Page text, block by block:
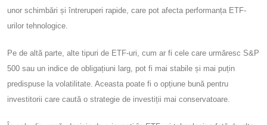
unor schimbări și întreruperi rapide, care pot afecta performanța ETF-
urilor tehnologice.
Pe de altă parte, alte tipuri de ETF-uri, cum ar fi cele care urmăresc S&P
500 sau un indice de obligațiuni larg, pot fi mai stabile și mai puțin
predispuse la volatilitate. Aceasta poate fi o opțiune bună pentru
investitorii care caută o strategie de investiții mai conservatoare.